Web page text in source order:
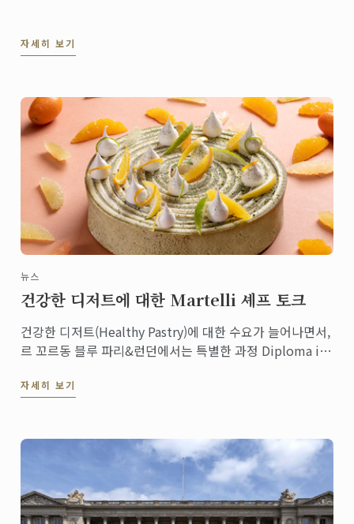
자세히 보기
뉴스
건강한 디저트에 대한 Martelli 셰프 토크
건강한 디저트(Healthy Pastry)에 대한 수요가 늘어나면서,
르 꼬르동 블루 파리&런던에서는 특별한 과정 Diploma in
다.
자세히 보기